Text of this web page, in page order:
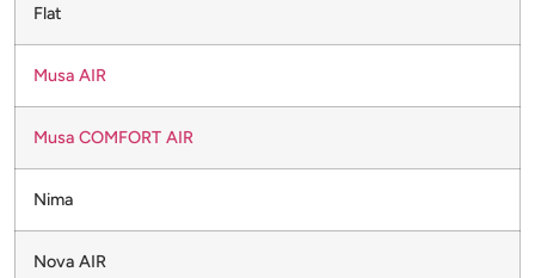
Flat
Musa AIR
Musa COMFORT AIR
Nima
Nova AIR